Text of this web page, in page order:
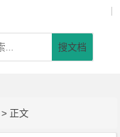
|
搜文档
> 正文